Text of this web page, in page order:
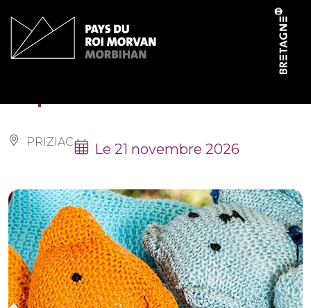
PRIZIAC Le 21 novembre 2026